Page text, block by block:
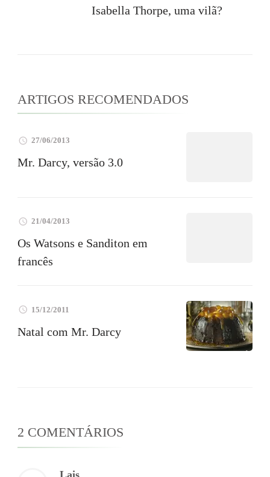
Isabella Thorpe, uma vilã?
ARTIGOS RECOMENDADOS
27/06/2013
Mr. Darcy, versão 3.0
21/04/2013
Os Watsons e Sanditon em
francês
15/12/2011
Natal com Mr. Darcy
2 COMENTÁRIOS